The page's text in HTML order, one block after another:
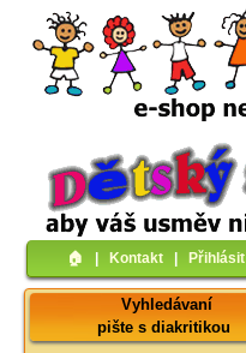
🏠︎ Kontakt Přihlásit
Vyhledávaní
pište s diakritikou